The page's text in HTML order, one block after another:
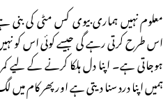
معلوم نہیں ہماری بیوی کس مٹی کی بنی
اس طرح کرتی رہے گی جیسے کوئی اس کو
ہوجاتی ہے۔ اپنا دل ہلکا کرنے کے لیے
ہمیں اپنا درد سنا دیتی ہے اور پھر کام